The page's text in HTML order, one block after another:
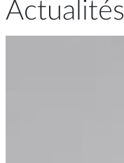
Actualités